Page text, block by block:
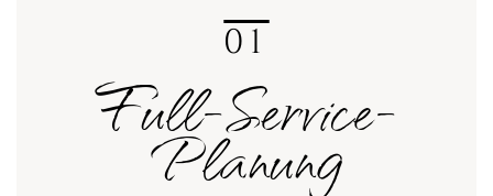
01
Full-Service-
Planung